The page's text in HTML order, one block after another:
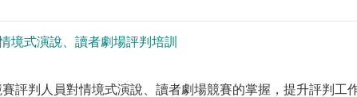
境式演說、讀者劇場評判培訓
評判人員對情境式演說、讀者劇場競賽的掌握，提升評判工